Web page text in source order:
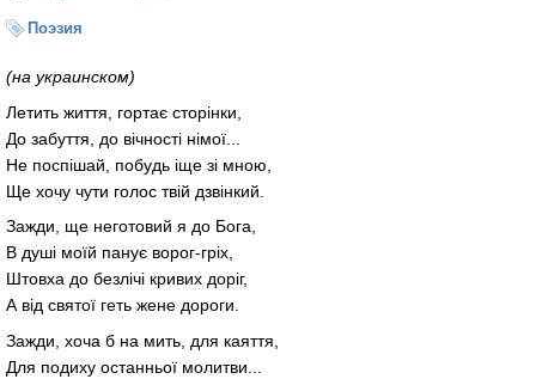
Поэзия
(на украинском)
Летить життя, гортає сторінки,
До забуття, до вічності німої...
Не поспішай, побудь іще зі мною,
Ще хочу чути голос твій дзвінкий.
Зажди, ще неготовий я до Бога,
В душі моїй панує ворог-гріх,
Штовха до безлічі кривих доріг,
А від святої геть жене дороги.
Зажди, хоча б на мить, для каяття,
Для подиху останньої молитви...